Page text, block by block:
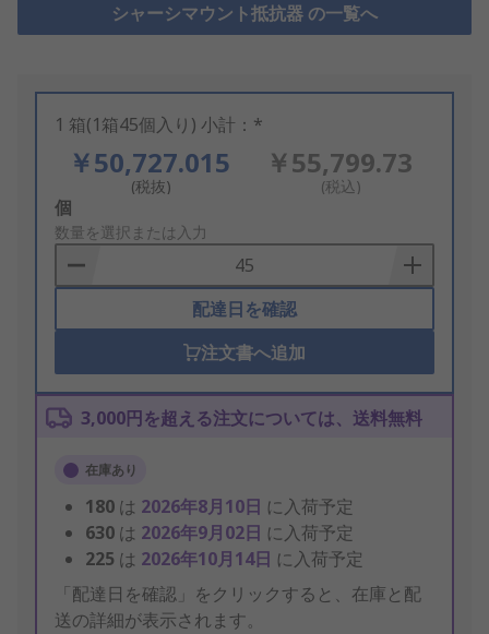
シャーシマウント抵抗器 の一覧へ
1 箱(1箱45個入り) 小計：*
￥50,727.015
(税抜)
￥55,799.73
(税込)
Add
to
Basket
個
数量を選択または入力
配達日を確認
注文書へ追加
3,000円を超える注文については、送料無料
在庫あり
180 は 2026年8月10日 に入荷予定
630 は 2026年9月02日 に入荷予定
225 は 2026年10月14日 に入荷予定
「配達日を確認」をクリックすると、在庫と配
送の詳細が表示されます。